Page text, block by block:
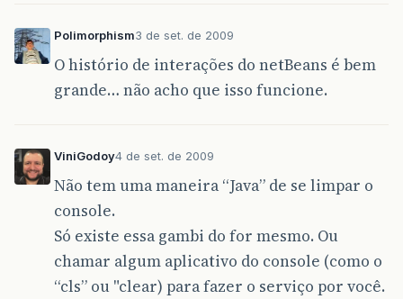
Polimorphism3 de set. de 2009
O histório de interações do netBeans é bem
grande… não acho que isso funcione.
ViniGodoy4 de set. de 2009
Não tem uma maneira “Java” de se limpar o
console.
Só existe essa gambi do for mesmo. Ou
chamar algum aplicativo do console (como o
“cls” ou "clear) para fazer o serviço por você.